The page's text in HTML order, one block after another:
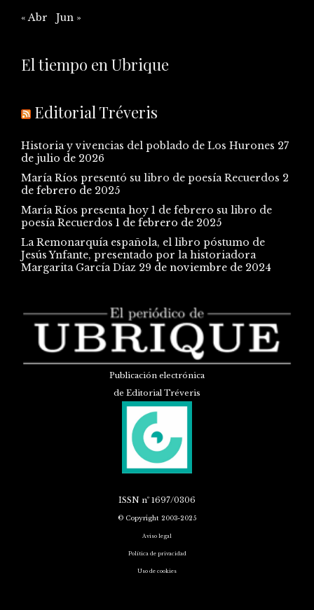
« Abr Jun »
El tiempo en Ubrique
Editorial Tréveris
Historia y vivencias del poblado de Los Hurones 27
de julio de 2026
María Ríos presentó su libro de poesía Recuerdos 2
de febrero de 2025
María Ríos presenta hoy 1 de febrero su libro de
poesía Recuerdos 1 de febrero de 2025
La Remonarquía española, el libro póstumo de
Jesús Ynfante, presentado por la historiadora
Margarita García Díaz 29 de noviembre de 2024
Publicación electrónica
de Editorial Tréveris
ISSN nº 1697/0306
© Copyright 2003-2025
Aviso legal
Política de privacidad
Uso de cookies